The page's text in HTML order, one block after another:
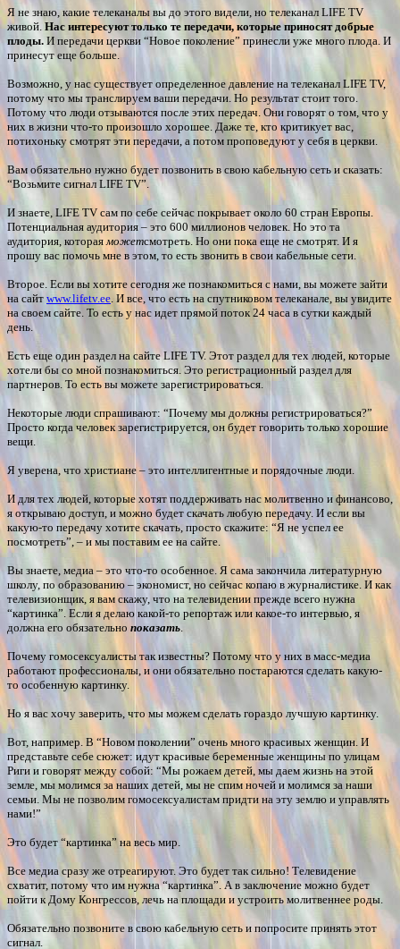
Я не знаю, какие телеканалы вы до этого видели, но телеканал LIFE TV
живой. Нас интересуют только те передачи, которые приносят добрые
плоды. И передачи церкви “Новое поколение” принесли уже много плода. И
принесут еще больше.
Возможно, у нас существует определенное давление на телеканал LIFE TV,
потому что мы транслируем ваши передачи. Но результат стоит того.
Потому что люди отзываются после этих передач. Они говорят о том, что у
них в жизни что-то произошло хорошее. Даже те, кто критикует вас,
потихоньку смотрят эти передачи, а потом проповедуют у себя в церкви.
Вам обязательно нужно будет позвонить в свою кабельную сеть и сказать:
“Возьмите сигнал LIFE TV”.
И знаете, LIFE TV сам по себе сейчас покрывает около 60 стран Европы.
Потенциальная аудитория – это 600 миллионов человек. Но это та
аудитория, которая можетсмотреть. Но они пока еще не смотрят. И я
прошу вас помочь мне в этом, то есть звонить в свои кабельные сети.
Второе. Если вы хотите сегодня же познакомиться с нами, вы можете зайти
на сайт www.lifetv.ee . И все, что есть на спутниковом телеканале, вы увидите
на своем сайте. То есть у нас идет прямой поток 24 часа в сутки каждый
день.
Есть еще один раздел на сайте LIFE TV. Этот раздел для тех людей, которые
хотели бы со мной познакомиться. Это регистрационный раздел для
партнеров. То есть вы можете зарегистрироваться.
Некоторые люди спрашивают: “Почему мы должны регистрироваться?”
Просто когда человек зарегистрируется, он будет говорить только хорошие
вещи.
Я уверена, что христиане – это интеллигентные и порядочные люди.
И для тех людей, которые хотят поддерживать нас молитвенно и финансово,
я открываю доступ, и можно будет скачать любую передачу. И если вы
какую-то передачу хотите скачать, просто скажите: “Я не успел ее
посмотреть”, – и мы поставим ее на сайте.
Вы знаете, медиа – это что-то особенное. Я сама закончила литературную
школу, по образованию – экономист, но сейчас копаю в журналистике. И как
телевизионщик, я вам скажу, что на телевидении прежде всего нужна
“картинка”. Если я делаю какой-то репортаж или какое-то интервью, я
должна его обязательно показать
Почему гомосексуалисты так известны? Потому что у них в масс-медиа
работают профессионалы, и они обязательно постараются сделать какую-
то особенную картинку.
Но я вас хочу заверить, что мы можем сделать гораздо лучшую картинку.
Вот, например. В “Новом поколении” очень много красивых женщин. И
представьте себе сюжет: идут красивые беременные женщины по улицам
Риги и говорят между собой: “Мы рожаем детей, мы даем жизнь на этой
земле, мы молимся за наших детей, мы не спим ночей и молимся за наши
семьи. Мы не позволим гомосексуалистам придти на эту землю и управлять
нами!”
Это будет “картинка” на весь мир.
Все медиа сразу же отреагируют. Это будет так сильно! Телевидение
схватит, потому что им нужна “картинка”. А в заключение можно будет
пойти к Дому Конгрессов, лечь на площади и устроить молитвеннее роды.
Обязательно позвоните в свою кабельную сеть и попросите принять этот
сигнал.